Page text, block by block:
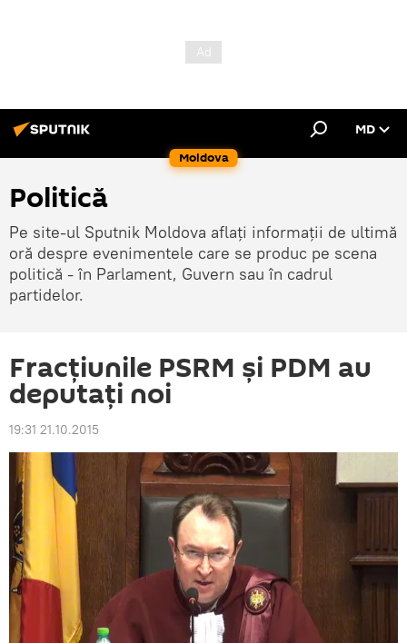
Moldova
MD
Politică
Pe site-ul Sputnik Moldova aflați informații de ultimă
oră despre evenimentele care se produc pe scena
politică - în Parlament, Guvern sau în cadrul
partidelor.
Fracţiunile PSRM şi PDM au
deputaţi noi
19:31 21.10.2015